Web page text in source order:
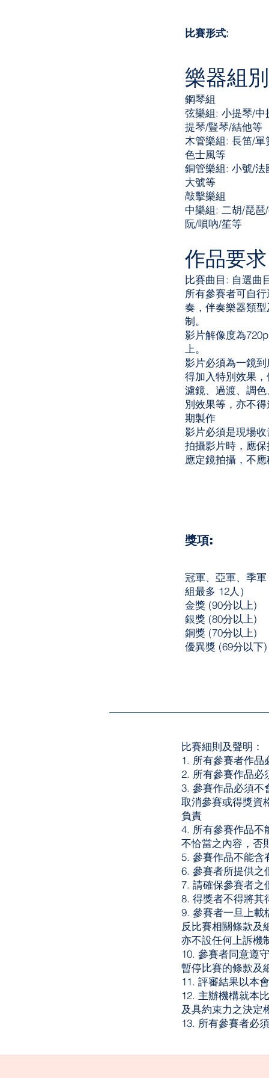
比賽形式:
樂器組別
鋼琴​組
弦樂組: 小提琴/中
提琴/豎琴/結他等
木管樂組: 長笛/
色士風等
銅管樂組: 小號/
大號等
敲擊樂組
中樂組: 二胡/琵
阮/嗩吶/笙等
作品要求
比賽曲目: 自選曲
所有參賽者可自
奏，伴奏樂器類
制。
影片解像度為
上。
影片必須為一鏡
得加入特別效果，
濾鏡、過渡、調
別效果等，亦不
期製作
影片必須是現場
拍攝影片時，應保
應定鏡拍攝，不
獎項:
冠軍、亞軍、季
組最多 12人）
金獎 (90分以上)
銀獎 (80分以上)
銅獎 (70分以上)
優異獎 (69分以下)
比賽細則及聲明：
1. 所有參賽者作品
2. 所有參賽作品必
3. 參賽作品必須不
取消參賽或得獎資
負責
4. 所有參賽作品不
不恰當之內容，否
5. 參賽作品不能含
6. 參賽者所提供之
7. 請確保參賽者之
8. 得獎者不得將其
9. 參賽者一旦上載
反比賽相關條款及
亦不設任何上訴機
10. 參賽者同意遵
暫停比賽的條款及
11. 評審結果以本
12. 主辦機構就本
及具約束力之決定
13. 所有參賽者必